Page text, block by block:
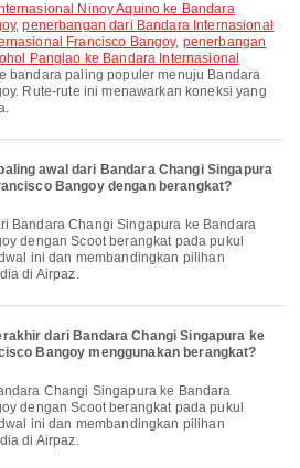
,penerbangan dari Bandara Internasional
Francisco Bangoy, penerbangan
Panglao ke Bandara Internasional
bandara paling populer menuju Bandara
Rute-rute ini menawarkan koneksi yang
awal dari Bandara Changi Singapura
Bangoy dengan berangkat?
dengan Scoot berangkat pada pukul
ini dan membandingkan pilihan
di Airpaz.
dari Bandara Changi Singapura ke
Bangoy menggunakan berangkat?
dengan Scoot berangkat pada pukul
ini dan membandingkan pilihan
di Airpaz.